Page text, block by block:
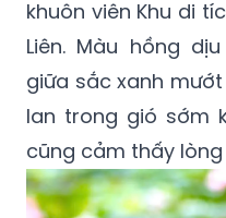
khuôn viên Khu di
Liên. Màu hồng
giữa sắc xanh
lan trong gió sớm
cũng cảm thấy lòng